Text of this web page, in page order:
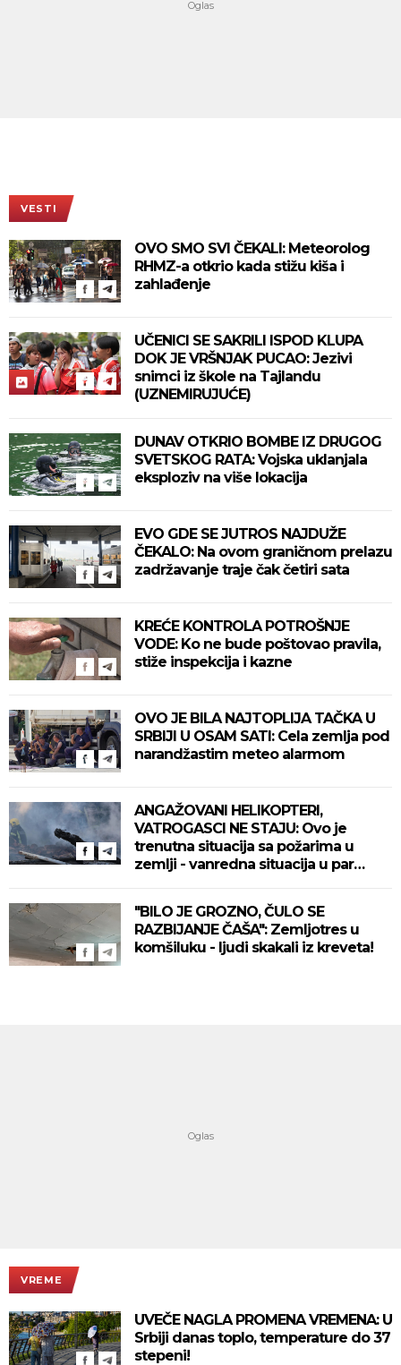
VESTI
OVO SMO SVI ČEKALI: Meteorolog
RHMZ-a otkrio kada stižu kiša i
zahlađenje
UČENICI SE SAKRILI ISPOD KLUPA
DOK JE VRŠNJAK PUCAO: Jezivi
snimci iz škole na Tajlandu
(UZNEMIRUJUĆE)
DUNAV OTKRIO BOMBE IZ DRUGOG
SVETSKOG RATA: Vojska uklanjala
eksploziv na više lokacija
EVO GDE SE JUTROS NAJDUŽE
ČEKALO: Na ovom graničnom prelazu
zadržavanje traje čak četiri sata
KREĆE KONTROLA POTROŠNJE
VODE: Ko ne bude poštovao pravila,
stiže inspekcija i kazne
OVO JE BILA NAJTOPLIJA TAČKA U
SRBIJI U OSAM SATI: Cela zemlja pod
narandžastim meteo alarmom
ANGAŽOVANI HELIKOPTERI,
VATROGASCI NE STAJU: Ovo je
trenutna situacija sa požarima u
zemlji - vanredna situacija u par
"BILO JE GROZNO, ČULO SE
RAZBIJANJE ČAŠA": Zemljotres u
komšiluku - ljudi skakali iz kreveta!
VREME
UVEČE NAGLA PROMENA VREMENA: U
Srbiji danas toplo, temperature do 37
stepeni!